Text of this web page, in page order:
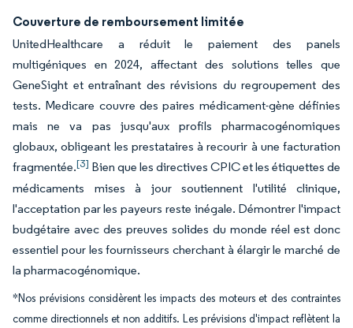
Couverture de remboursement limitée
UnitedHealthcare a réduit le paiement des panels
multigéniques en 2024, affectant des solutions telles que
GeneSight et entraînant des révisions du regroupement des
tests. Medicare couvre des paires médicament-gène définies
mais ne va pas jusqu'aux profils pharmacogénomiques
globaux, obligeant les prestataires à recourir à une facturation
fragmentée.[3] Bien que les directives CPIC et les étiquettes de
médicaments mises à jour soutiennent l'utilité clinique,
l'acceptation par les payeurs reste inégale. Démontrer l'impact
budgétaire avec des preuves solides du monde réel est donc
essentiel pour les fournisseurs cherchant à élargir le marché de
la pharmacogénomique.
*Nos prévisions considèrent les impacts des moteurs et des contraintes
comme directionnels et non additifs. Les prévisions d'impact reflètent la